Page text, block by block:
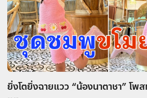
ยิ่งโตยิ่งฉายแวว “น้องนาตาชา” โพส